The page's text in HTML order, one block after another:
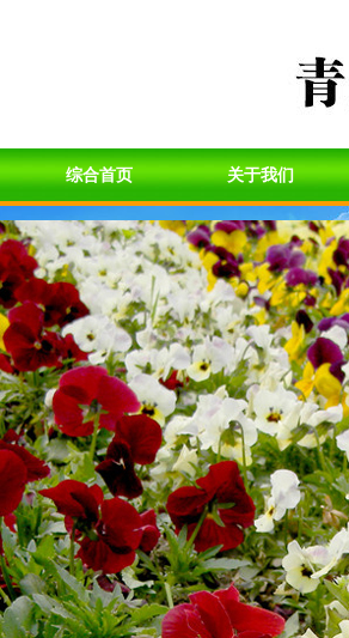
综合首页 关于我们